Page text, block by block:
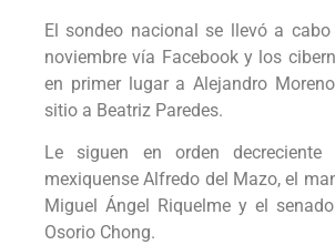
El sondeo nacional se llevó a
noviembre vía Facebook y los
en primer lugar a Alejandro
sitio a Beatriz Paredes.
Le siguen en orden decreciente
mexiquense Alfredo del Mazo, el
Miguel Ángel Riquelme y el
Osorio Chong.